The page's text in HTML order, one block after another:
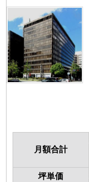
月額合計
坪単価